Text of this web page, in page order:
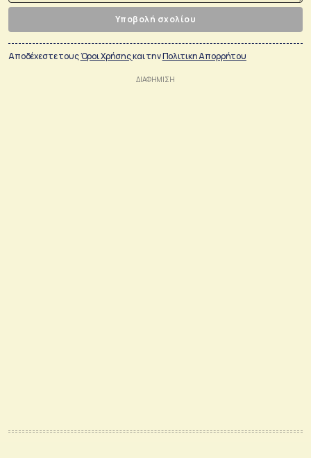
Υποβολή σχολίου
Αποδέχεστε τουςΌροι Χρήσηςκαι τηνΠολιτικη Απορρήτου